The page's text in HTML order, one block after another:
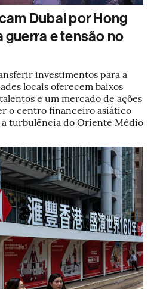
Dubai por Hong
guerra e tensão no
investimentos para a
locais oferecem baixos
e um mercado de ações
o centro financeiro asiático
turbulência do Oriente Médio